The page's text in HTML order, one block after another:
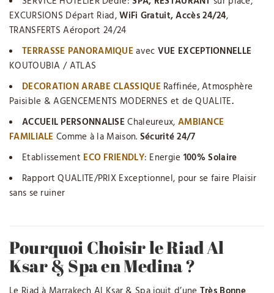
EXCURSIONS Départ Riad,WiFi Gratuit, Accès 24/24,
TRANSFERTS Aéroport 24/24
TERRASSE PANORAMIQUE avec VUE EXCEPTIONNELLE
KOUTOUBIA / ATLAS
DECORATION ARABE CLASSIQUE Raffinée, Atmosphère
Paisible & AGENCEMENTS MODERNES et de QUALITE.
ACCUEIL PERSONNALISE Chaleureux, AMBIANCE
FAMILIALE Comme à la Maison. Sécurité 24/7
Etablissement ECO FRIENDLY: Energie 100% Solaire
Rapport QUALITE/PRIX Exceptionnel, pour se faire Plaisir
sans se ruiner
Pourquoi Choisir le Riad Al
Ksar & Spa en Medina ?